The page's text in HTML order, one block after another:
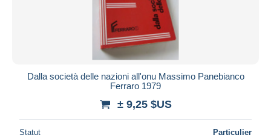
Dalla società delle nazioni all'onu Massimo Panebianco
Ferraro 1979
± 9,25 $US
Statut Particulier